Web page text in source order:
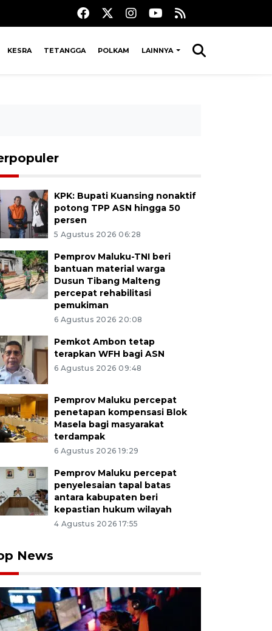
KESRA TETANGGA POLKAM LAINNYA
KPK: Bupati Kuansing nonaktif
potong TPP ASN hingga 50
persen
5 Agustus 2026 06:28
Pemprov Maluku-TNI beri
bantuan material warga
Dusun Tibang Malteng
percepat rehabilitasi
pemukiman
6 Agustus 2026 20:08
Pemkot Ambon tetap
terapkan WFH bagi ASN
6 Agustus 2026 09:48
Pemprov Maluku percepat
penetapan kompensasi Blok
Masela bagi masyarakat
terdampak
6 Agustus 2026 19:29
Pemprov Maluku percepat
penyelesaian tapal batas
antara kabupaten beri
kepastian hukum wilayah
4 Agustus 2026 17:55
News